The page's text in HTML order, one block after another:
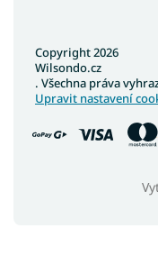
Copyright 2026
Wilsondo.cz
. Všechna práva
Upravit nastavení